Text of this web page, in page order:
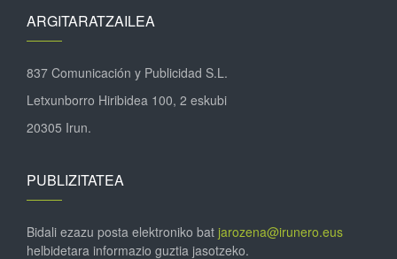
ARGITARATZAILEA
837 Comunicación y Publicidad S.L.
Letxunborro Hiribidea 100, 2 eskubi
20305 Irun.
PUBLIZITATEA
Bidali ezazu posta elektroniko bat jarozena@irunero.eus
helbidetara informazio guztia jasotzeko.